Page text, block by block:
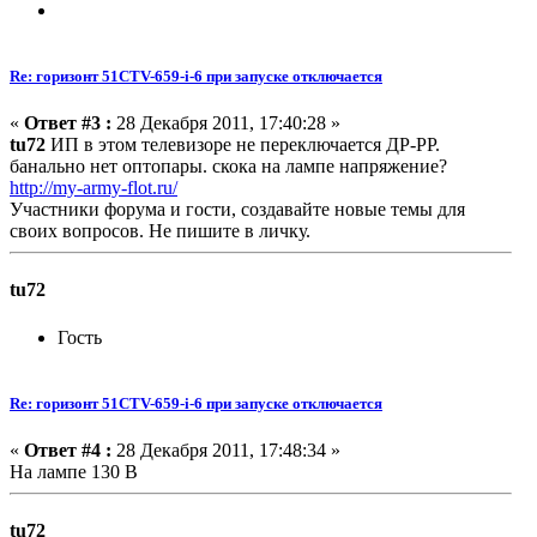
Re: горизонт 51CTV-659-i-6 при запуске отключается
« Ответ #3 : 28 Декабря 2011, 17:40:28 »
tu72 ИП в этом телевизоре не переключается ДР-РР.
банально нет оптопары. скока на лампе напряжение?
http://my-army-flot.ru/
Участники форума и гости, создавайте новые темы для
своих вопросов. Не пишите в личку.
tu72
Гость
Re: горизонт 51CTV-659-i-6 при запуске отключается
« Ответ #4 : 28 Декабря 2011, 17:48:34 »
На лампе 130 В
tu72